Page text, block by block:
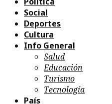
Social
Deportes
Cultura
Info General
Salud
Educación
Turismo
Tecnología
País